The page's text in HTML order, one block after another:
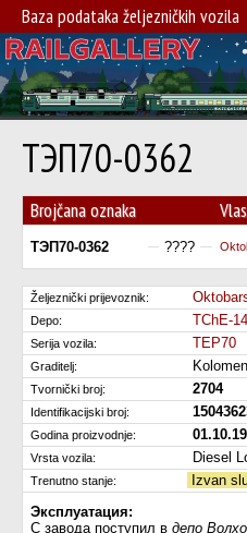
Baza podataka željezničkih vozila
ТЭП70-0362
Brojčana oznaka
ТЭП70-0362 ????
Željeznički prijevoznik:
Depo: TChE-
Serija vozila: TEP70
Graditelj:
Tvornički broj: 2704
Identifikacijski broj:
Godina proizvodnje:
Vrsta vozila: Diesel
Trenutno stanje:
Izvan
Эксплуатация:
С завода поступил в депо